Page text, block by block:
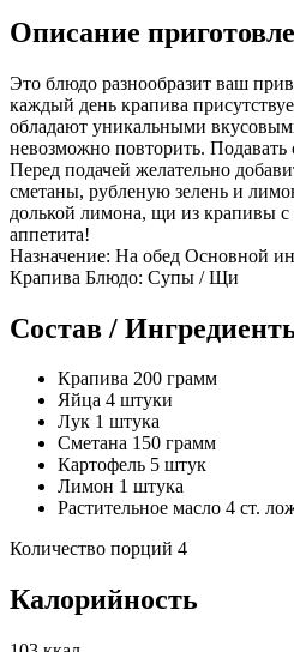
Описание
Это блюдо разнообразит ваш
каждый день крапива
обладают уникальными
невозможно повторить.
Перед подачей желательно
сметаны, рубленую зелень и
долькой лимона, щи из крапивы
аппетита!
Назначение: На обед Основной
Крапива Блюдо: Супы / Щи
Состав /
Крапива 200 грамм
Яйца 4 штуки
Лук 1 штука
Сметана 150 грамм
Картофель 5 штук
Лимон 1 штука
Растительное масло 4 ст.
Количество порций 4
Калорийность